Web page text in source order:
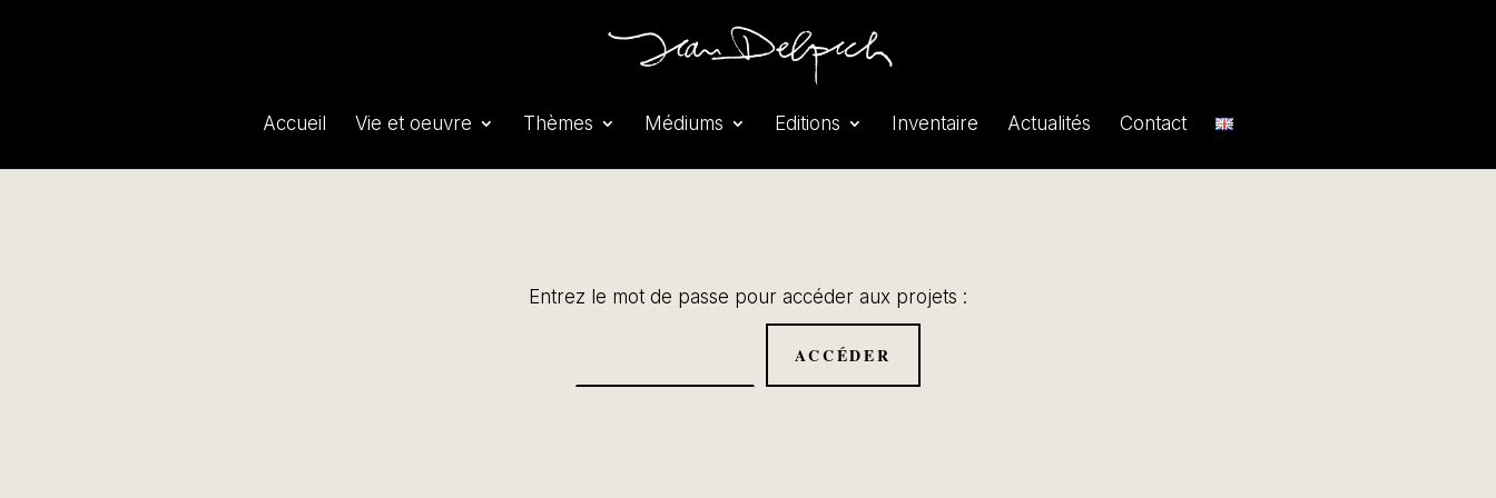
Accueil Vie et oeuvre Thèmes Médiums Editions Inventaire Actualités Contact
Entrez le mot de passe pour accéder aux projets :